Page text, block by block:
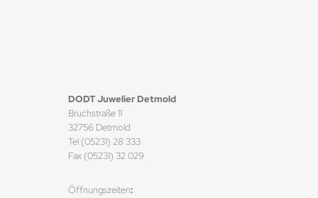
DODT Juwelier Detmold
Bruchstraße 11
32756 Detmold
Tel (05231) 28 333
Fax (05231) 32 029
Öffnungszeiten: